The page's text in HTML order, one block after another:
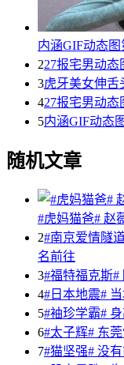
内涵GIF动态图
227报宅男动态
3虎牙美女伸舌
427报宅男动态
5内涵GIF动态
随机文章
#虎妈猫爸# 赵
2#南京爱情隧
名前往
3#福特福克斯#
4#日本地震#
5#袖珍学霸#
6#太子辉# 东
7#猫坚强# 没